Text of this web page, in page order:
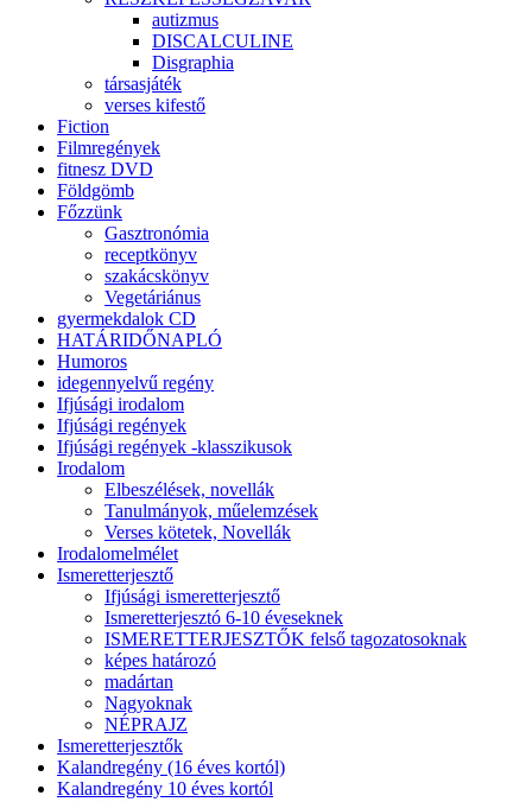
autizmus
DISCALCULINE
Disgraphia
társasjáték
verses kifestő
Fiction
Filmregények
fitnesz DVD
Földgömb
Főzzünk
Gasztronómia
receptkönyv
szakácskönyv
Vegetáriánus
gyermekdalok CD
HATÁRIDŐNAPLÓ
Humoros
idegennyelvű regény
Ifjúsági irodalom
Ifjúsági regények
Ifjúsági regények -klasszikusok
Irodalom
Elbeszélések, novellák
Tanulmányok, műelemzések
Verses kötetek, Novellák
Irodalomelmélet
Ismeretterjesztő
Ifjúsági ismeretterjesztő
Ismeretterjesztó 6-10 éveseknek
ISMERETTERJESZTŐK felső tagozatosoknak
képes határozó
madártan
Nagyoknak
NÉPRAJZ
Ismeretterjesztők
Kalandregény (16 éves kortól)
Kalandregény 10 éves kortól